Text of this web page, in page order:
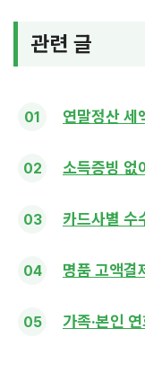
관련 글
연말정산 세
소득증빙 없
카드사별 수
명품 고액결
가족·본인